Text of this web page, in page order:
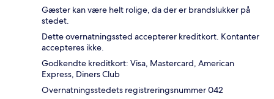
Gæster kan være helt rolige, da der er brandslukker på
stedet.
Dette overnatningssted accepterer kreditkort. Kontanter
accepteres ikke.
Godkendte kreditkort: Visa, Mastercard, American
Express, Diners Club
Overnatningsstedets registreringsnummer 042